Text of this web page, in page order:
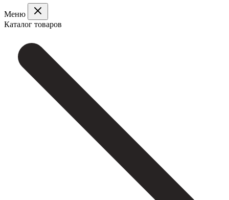
Меню
Каталог товаров